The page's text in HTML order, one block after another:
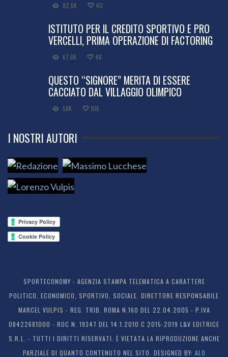
82.6K 40
ISTITUTO PER IL CREDITO SPORTIVO E PRO
VERCELLI, PRIMA OPERAZIONE DI FACTORING
67.6K 48
QUESTO “SIGNORE” MERITA DI ESSERE
CACCIATO DAL VILLAGGIO OLIMPICO
58K 106
I NOSTRI AUTORI
SPORTECONOMY - AGENZIA STAMPA TELEMATICA A CARATTERE
POLITICO, ECONOMICO, SPORTIVO, SOCIALE. DIRETTORE RESPONSABILE
MARCEL VULPIS - REG. TRIB. ROMA N.160 DEL 22.04.2005 - P.IVA
08422681000 - ROC N. 19347 DEL 14.1.2010 C 2015-2019 L&V EDITRICE
S.R.L. - TUTTI I DIRITTI RISERVATI. È VIETATA LA RIPRODUZIONE ANCHE
PARZIALE DI QUANTO CONTENUTO NEL SITO. DESIGNED BY: ALO